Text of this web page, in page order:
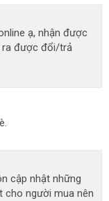
ạ, nhận được
ra được đổi/trả
cập nhật những
cho người mua nên